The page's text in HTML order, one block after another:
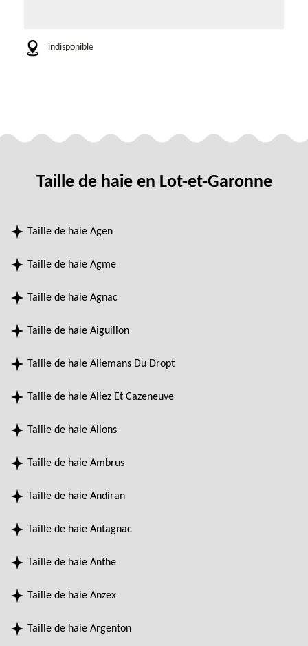
indisponible
Taille de haie en Lot-et-Garonne
Taille de haie Agen
Taille de haie Agme
Taille de haie Agnac
Taille de haie Aiguillon
Taille de haie Allemans Du Dropt
Taille de haie Allez Et Cazeneuve
Taille de haie Allons
Taille de haie Ambrus
Taille de haie Andiran
Taille de haie Antagnac
Taille de haie Anthe
Taille de haie Anzex
Taille de haie Argenton